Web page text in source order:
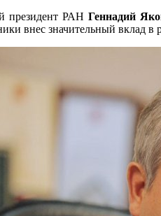
президент РАН Геннадий
внес значительный вклад